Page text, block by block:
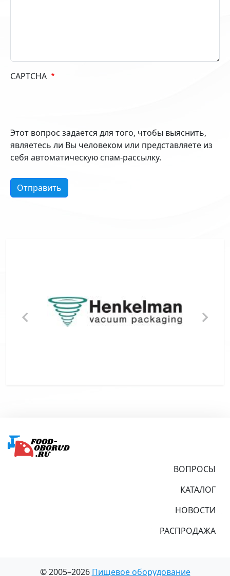
CAPTCHA
Этот вопрос задается для того, чтобы выяснить,
являетесь ли Вы человеком или представляете из
себя автоматическую спам-рассылку.
ВОПРОСЫ
КАТАЛОГ
НОВОСТИ
РАСПРОДАЖА
© 2005–2026 Пищевое оборудование